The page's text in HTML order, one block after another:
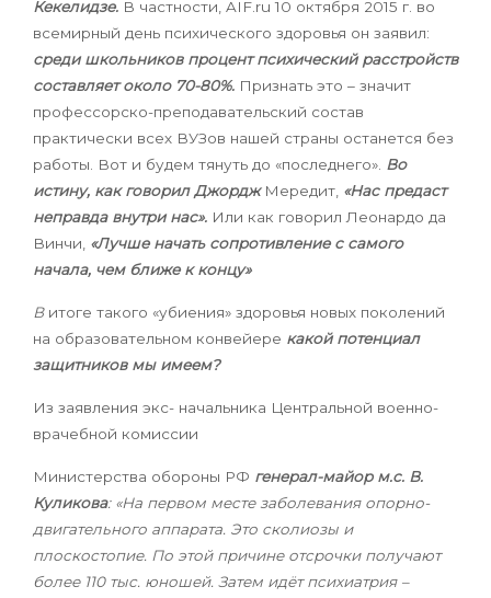
Кекелидзе. В частности, AIF.ru10 октября 2015 г. во
всемирный день психического здоровья он заявил:
среди школьников процент психический расстройств
составляет около 70-80%. Признать это – значит
профессорско-преподавательский состав
практически всех ВУЗов нашей страны останется без
работы. Вот и будем тянуть до «последнего». Во
истину, как говорил ДжорджМередит, «Нас предаст
неправда внутри нас». Или как говорил Леонардо да
Винчи, «Лучше начать сопротивление с самого
начала, чем ближе к концу»
В итоге такого «убиения» здоровья новых поколений
на образовательном конвейере какой потенциал
защитников мы имеем?
Из заявления экс- начальника Центральной военно-
врачебной комиссии
Министерства обороны РФ генерал-майор м.с. В.
Куликова: «На первом месте заболевания опорно-
двигательного аппарата. Это сколиозы и
плоскостопие. По этой причине отсрочки получают
более 110 тыс. юношей. Затем идёт психиатрия –